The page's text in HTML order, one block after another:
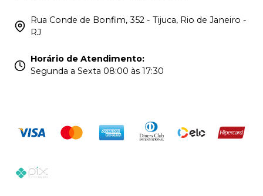
Rua Conde de Bonfim, 352 - Tijuca, Rio de Janeiro -
RJ
Horário de Atendimento:
Segunda a Sexta 08:00 às 17:30